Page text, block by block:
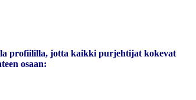
profiililla, jotta kaikki purjehtijat kokevat
osaan: